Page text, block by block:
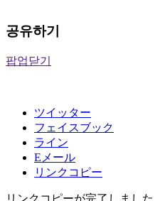
공유하기
팝업닫기
ツイッター
フェイスブック
ライン
Eメール
リンクコピー
リンクコピーが完了しました。